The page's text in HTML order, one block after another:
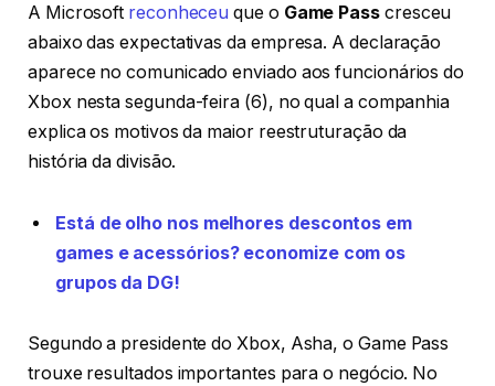
A Microsoft reconheceu que o Game Pass cresceu
abaixo das expectativas da empresa. A declaração
aparece no comunicado enviado aos funcionários do
Xbox nesta segunda-feira (6), no qual a companhia
explica os motivos da maior reestruturação da
história da divisão.
Está de olho nos melhores descontos em
games e acessórios? economize com os
grupos da DG!
Segundo a presidente do Xbox, Asha, o Game Pass
trouxe resultados importantes para o negócio. No